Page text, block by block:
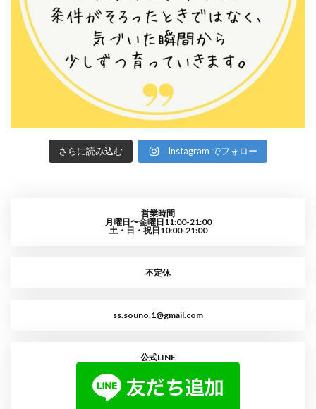
さらに読み込む Instagram でフォロー
営業時間
月曜日〜金曜日11:00-21:00
土・日・祝日10:00-21:00
不定休
ss.souno.1@gmail.com
公式LINE